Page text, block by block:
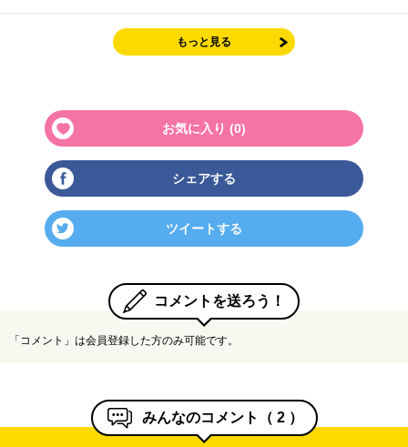
もっと見る
お気に入り (0)
シェアする
ツイートする
コメントを送ろう！
「コメント」は会員登録した方のみ可能です。
みんなのコメント（ 2 ）